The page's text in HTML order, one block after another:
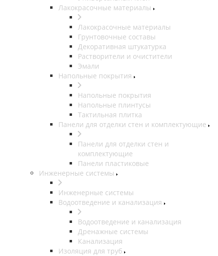
Лакокрасочные материалы
Лакокрасочные материалы
Грунтовочные составы
Декоративная штукатурка
Растворители и очистители
Эмали
Напольные покрытия
Напольные покрытия
Напольные плинтусы
Тактильная плитка
Панели для отделки стен и комплектующие
Панели для отделки стен и
комплектующие
Панели пластиковые
Инженерные системы
Инженерные системы
Водоотведение и канализация
Водоотведение и канализация
Дренажные системы
Канализация
Изоляция для труб